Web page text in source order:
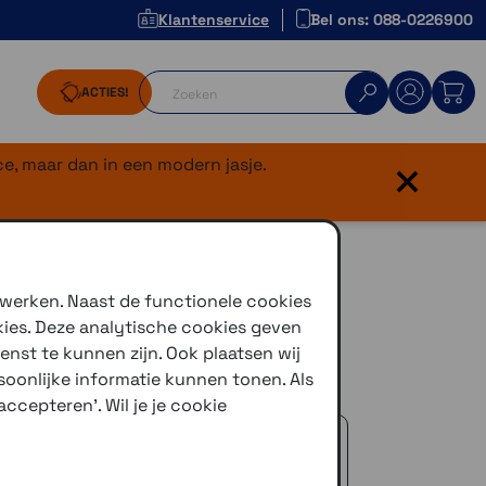
Klantenservice Bel ons: 088-0226900
ACTIES!
maar dan in een modern jasje.
×
met
Naast de functionele cookies
Deze analytische cookies geven
te kunnen zijn. Ook plaatsen wij
informatie kunnen tonen. Als
Wil je je cookie